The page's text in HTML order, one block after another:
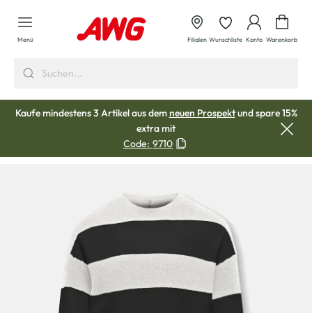
springen
Menü Filialen Wunschliste Konto Warenkorb
Kaufe mindestens 3 Artikel aus demneuen Prospektund spare 15%
extra mit
Code: 9710